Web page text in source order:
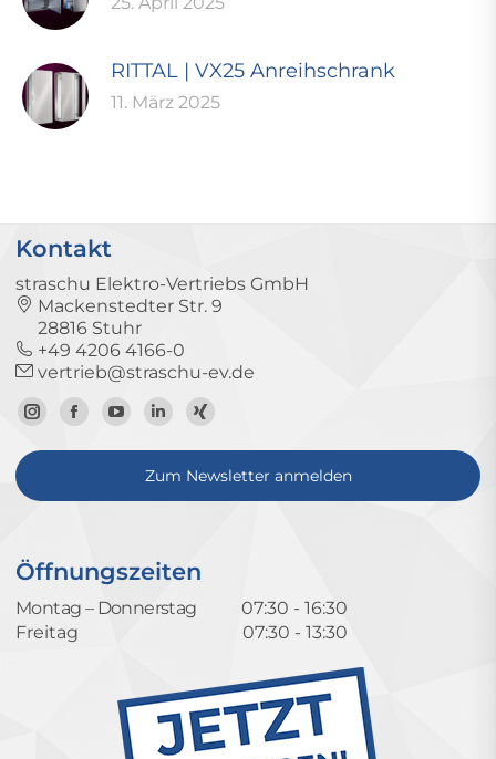
RITTAL | VX25 Anreihschrank
11. März 2025
Kontakt
straschu Elektro-Vertriebs GmbH
Mackenstedter Str. 9
28816 Stuhr
+49 4206 4166-0
vertrieb@straschu-ev.de
Zum
Instagram-
Zur
Facebook-
Zum
YouTube-
Kanal
Zum
LinkedIn-
Profil
Zum
Xing-
Profil
Zum Newsletter anmelden
Öffnungszeiten
Montag – Donnerstag
07:30 - 16:30
Freitag
07:30 - 13:30